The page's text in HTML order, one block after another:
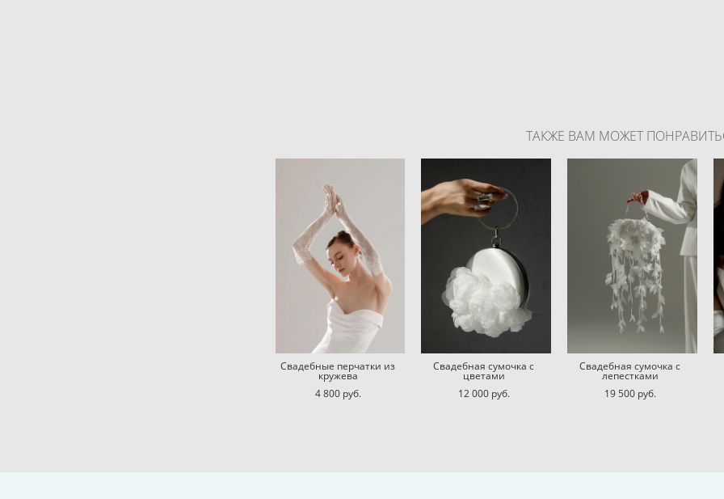
ТАКЖЕ ВАМ МОЖЕТ
Свадебные перчатки из
кружева
4 800 pуб.
Свадебная сумочка с
цветами
12 000 pуб.
Свадебная сумочка с
лепестками
19 500 pуб.